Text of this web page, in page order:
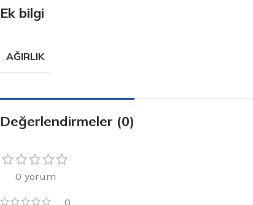
Ek bilgi
AĞIRLIK
Değerlendirmeler (0)
0 yorum
0